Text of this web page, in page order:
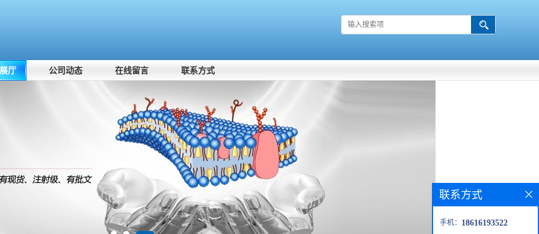
厅 公司动态 在线留言 联系方式
联系方式
手机： 18616193522